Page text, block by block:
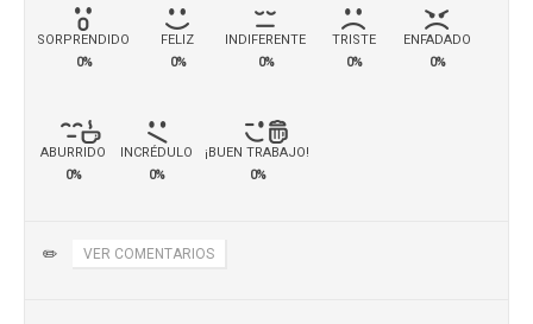
SORPRENDIDO
0%
FELIZ
0%
INDIFERENTE
0%
TRISTE
0%
ENFADADO
0%
ABURRIDO
0%
INCRÉDULO
0%
¡BUEN TRABAJO!
0%
✏️ VER COMENTARIOS